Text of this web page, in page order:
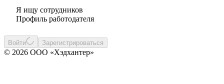
Я ищу сотрудников
Профиль работодателя
Войти Зарегистрироваться
© 2026 ООО «Хэдхантер»